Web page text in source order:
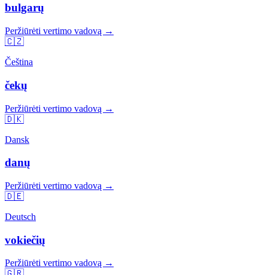
bulgarų
Peržiūrėti vertimo vadovą →
🇨🇿
Čeština
čekų
Peržiūrėti vertimo vadovą →
🇩🇰
Dansk
danų
Peržiūrėti vertimo vadovą →
🇩🇪
Deutsch
vokiečių
Peržiūrėti vertimo vadovą →